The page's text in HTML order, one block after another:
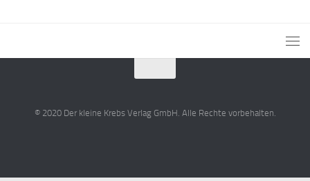
© 2020 Der kleine Krebs Verlag GmbH. Alle Rechte vorbehalten.